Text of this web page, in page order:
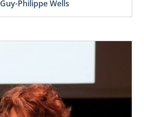
Guy-Philippe Wells